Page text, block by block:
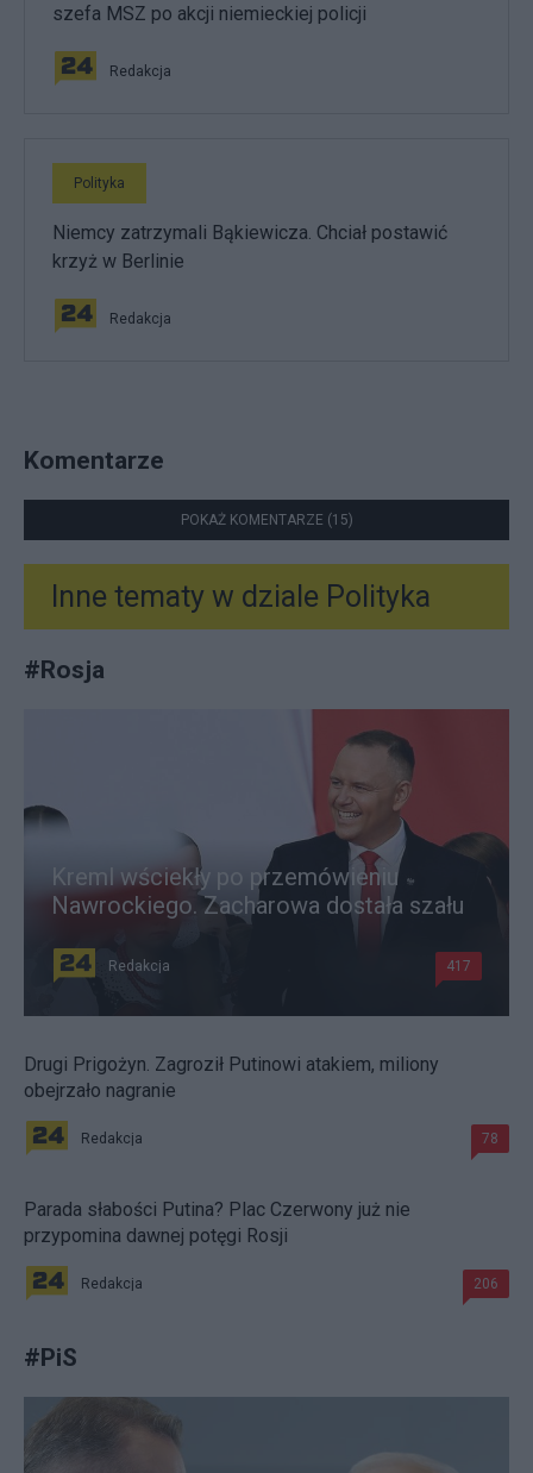
szefa MSZ po akcji niemieckiej policji
Redakcja
Polityka
Niemcy zatrzymali Bąkiewicza. Chciał postawić
krzyż w Berlinie
Redakcja
Komentarze
POKAŻ KOMENTARZE (15)
Inne tematy w dziale Polityka
#Rosja
Kreml wściekły po przemówieniu
Nawrockiego. Zacharowa dostała szału
Redakcja 417
Drugi Prigożyn. Zagroził Putinowi atakiem, miliony
obejrzało nagranie
Redakcja 78
Parada słabości Putina? Plac Czerwony już nie
przypomina dawnej potęgi Rosji
Redakcja 206
#PiS